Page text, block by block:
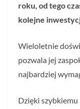
roku, od tego
kolejne
Wieloletnie
pozwala jej
najbardziej
Dzięki